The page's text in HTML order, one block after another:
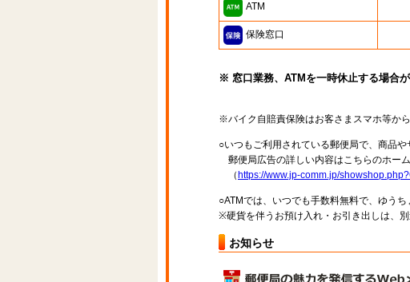
ATM
保険窓口
※ 窓口業務、ATMを一時休止する場合が
※バイク自賠責保険はお客さまスマホ等か
○いつもご利用されている郵便局で、商品
郵便局広告の詳しい内容はこちらのホー
（ https://www.jp-comm.jp/
○ATMでは、いつでも手数料無料で、ゆう
※硬貨を伴うお預け入れ・お引き出しは、別
お知らせ